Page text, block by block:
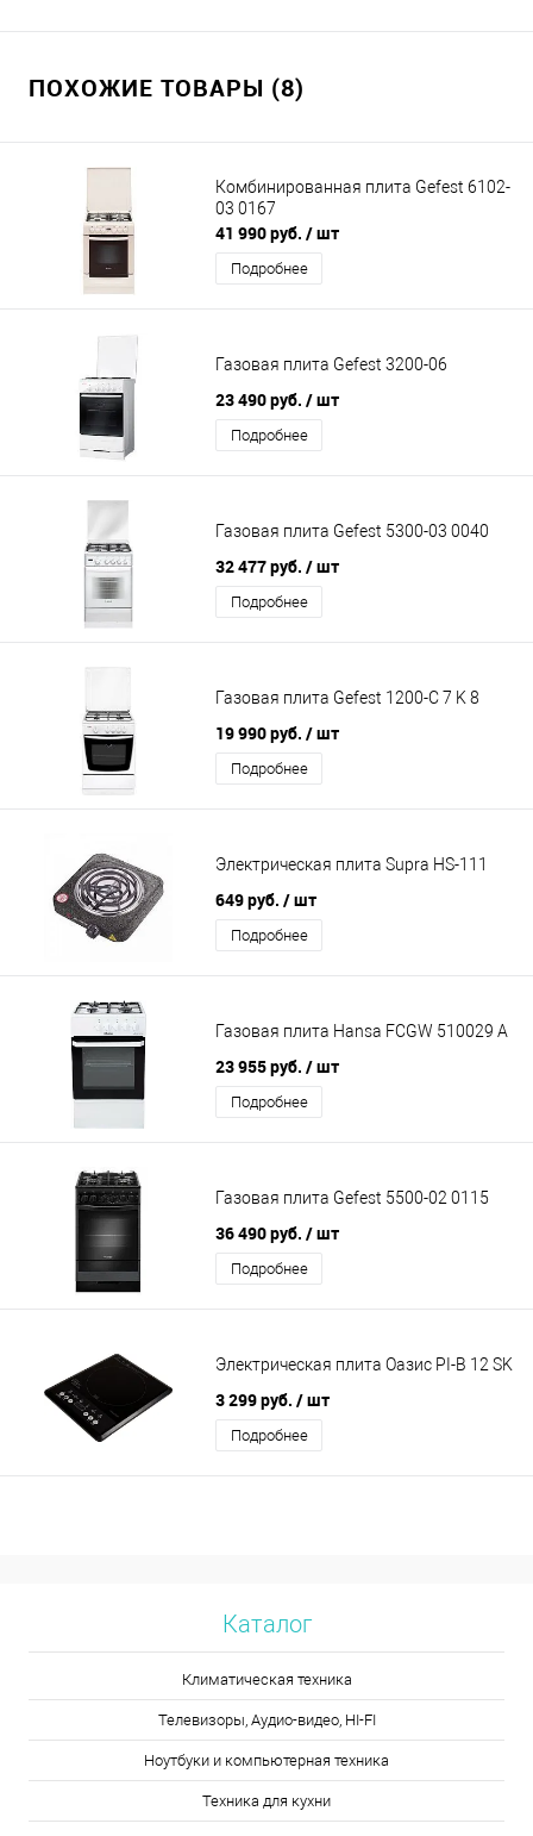
ПОХОЖИЕ ТОВАРЫ (8)
Комбинированная плита Gefest 6102-
03 0167
41 990 руб. / шт
Подробнее
Газовая плита Gefest 3200-06
23 490 руб. / шт
Подробнее
Газовая плита Gefest 5300-03 0040
32 477 руб. / шт
Подробнее
Газовая плита Gefest 1200-С 7 K 8
19 990 руб. / шт
Подробнее
Электрическая плита Supra HS-111
649 руб. / шт
Подробнее
Газовая плита Hansa FCGW 510029 A
23 955 руб. / шт
Подробнее
Газовая плита Gefest 5500-02 0115
36 490 руб. / шт
Подробнее
Электрическая плита Оазис PI-B 12 SK
3 299 руб. / шт
Подробнее
Каталог
Климатическая техника
Телевизоры, Аудио-видео, HI-FI
Ноутбуки и компьютерная техника
Техника для кухни